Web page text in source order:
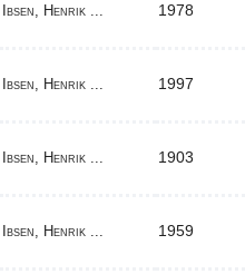
Ibsen, Henrik ... 1978
Ibsen, Henrik ... 1997
Ibsen, Henrik ... 1903
Ibsen, Henrik ... 1959